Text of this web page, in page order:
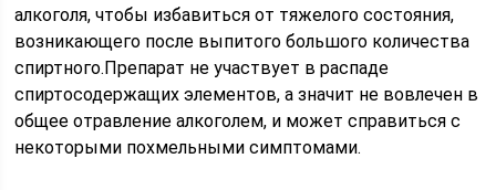
алкоголя, чтобы избавиться от тяжелого состояния,
возникающего после выпитого большого количества
спиртного.Препарат не участвует в распаде
спиртосодержащих элементов, а значит не вовлечен в
общее отравление алкоголем, и может справиться с
некоторыми похмельными симптомами.